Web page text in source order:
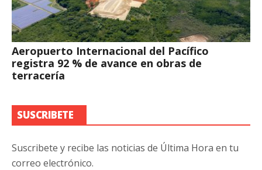
Aeropuerto Internacional del Pacífico
registra 92 % de avance en obras de
terracería
SUSCRIBETE
Suscribete y recibe las noticias de Última Hora en tu
correo electrónico.